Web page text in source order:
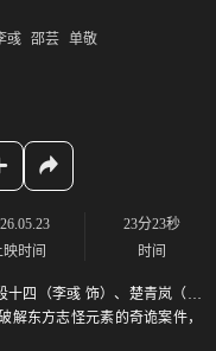
彧 邵芸 单敬
映时间
23分23秒
时间
十四（李彧 饰）、楚青岚（邵
解东方志怪元素的奇诡案件，